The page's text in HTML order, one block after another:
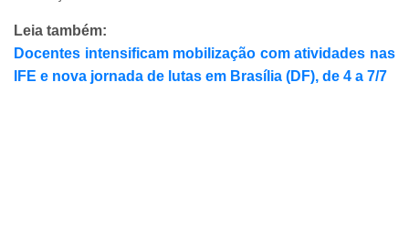
Leia também:
Docentes intensificam mobilização com atividades nas
IFE e nova jornada de lutas em Brasília (DF), de 4 a 7/7